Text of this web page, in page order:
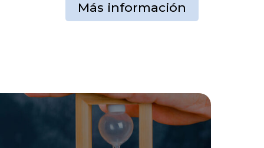
Más información